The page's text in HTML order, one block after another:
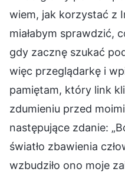
wiem, jak korzystać z
miałabym sprawdzić,
gdy zacznę szukać
więc przeglądarkę i
pamiętam, który link
zdumieniu przed
następujące zdanie:
światło zbawienia
wzbudziło ono moje